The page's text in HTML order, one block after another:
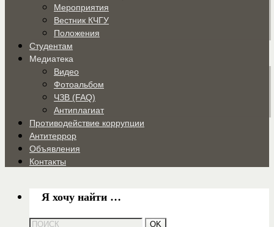
Мероприятия
Вестник КЧГУ
Положения
Студентам
Медиатека
Видео
Фотоальбом
ЧЗВ (FAQ)
Антиплагиат
Противодействие коррупции
Антитеррор
Объявления
Контакты
Я хочу найти …